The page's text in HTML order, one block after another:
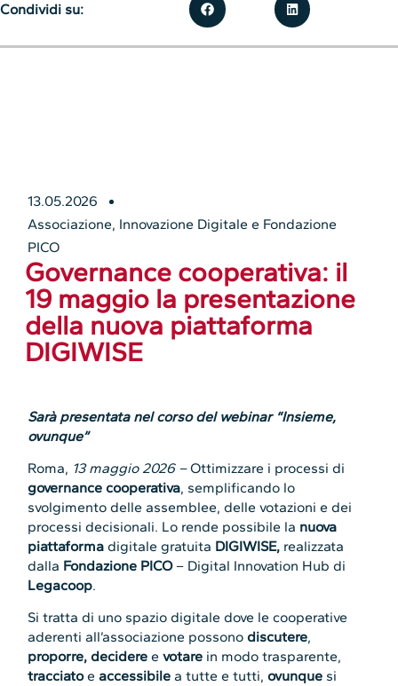
13.05.2026
Associazione, Innovazione Digitale e Fondazione
PICO
Governance cooperativa: il
19 maggio la presentazione
della nuova piattaforma
DIGIWISE
Sarà presentata nel corso del webinar “Insieme,
ovunque”
Roma, 13 maggio 2026 –Ottimizzare i processi di
governance cooperativa, semplificando lo
svolgimento delle assemblee, delle votazioni e dei
processi decisionali. Lo rende possibile la nuova
piattaforma digitale gratuita DIGIWISE, realizzata
dalla Fondazione PICO– Digital Innovation Hub di
Legacoop.
Si tratta di uno spazio digitale dove le cooperative
aderenti all’associazione possonodiscutere,
proporre, decidereevotare in modo trasparente,
tracciatoeaccessibilea tutte e tutti,ovunque si
Condividi su: